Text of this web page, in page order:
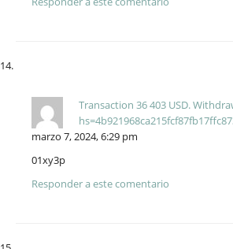
Transaction 36 403 USD.
marzo 7, 2024, 6:29 pm
01xy3p
Responder a este comentario